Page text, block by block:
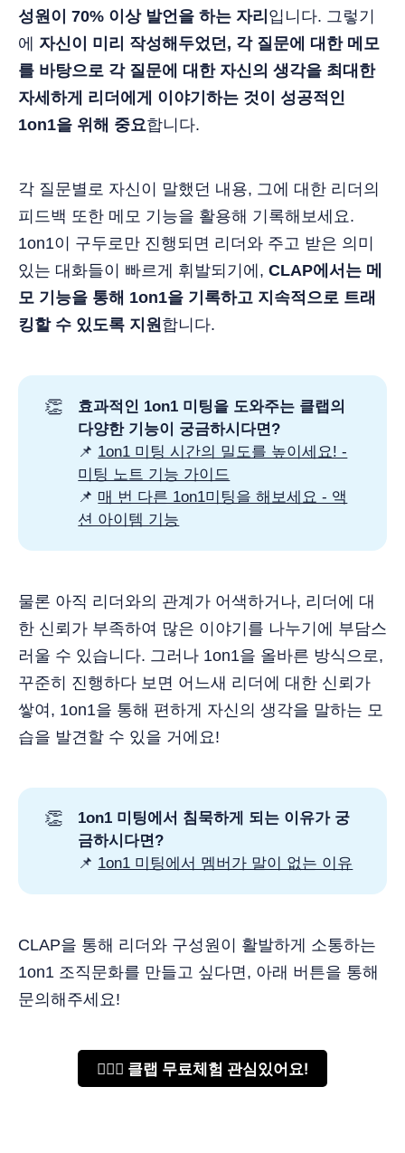
성원이 70% 이상 발언을 하는 자리 입니다. 그렇기
에 자신이 미리 작성해두었던, 각 질문에 대한 메모
를 바탕으로 각 질문에 대한 자신의 생각을 최대한
자세하게 리더에게 이야기하는 것이 성공적인
1on1을 위해 중요합니다.
각 질문별로 자신이 말했던 내용, 그에 대한 리더의
피드백 또한 메모 기능을 활용해 기록해보세요.
1on1이 구두로만 진행되면 리더와 주고 받은 의미
있는 대화들이 빠르게 휘발되기에, CLAP에서는 메
모 기능을 통해 1on1을 기록하고 지속적으로 트래
킹할 수 있도록 지원합니다.
👏
효과적인 1on1 미팅을 도와주는 클랩의
다양한 기능이 궁금하시다면?
📌 1on1 미팅 시간의 밀도를 높이세요! -
미팅 노트 기능 가이드
📌 매 번 다른 1on1미팅을 해보세요 - 액
션 아이템 기능
물론 아직 리더와의 관계가 어색하거나, 리더에 대
한 신뢰가 부족하여 많은 이야기를 나누기에 부담스
러울 수 있습니다. 그러나 1on1을 올바른 방식으로,
꾸준히 진행하다 보면 어느새 리더에 대한 신뢰가
쌓여, 1on1을 통해 편하게 자신의 생각을 말하는 모
습을 발견할 수 있을 거에요!
👏
1on1 미팅에서 침묵하게 되는 이유가 궁
금하시다면?
📌 1on1 미팅에서 멤버가 말이 없는 이유
CLAP을 통해 리더와 구성원이 활발하게 소통하는
1on1 조직문화를 만들고 싶다면, 아래 버튼을 통해
문의해주세요!
🙋🏻‍♂️ 클랩 무료체험 관심있어요!